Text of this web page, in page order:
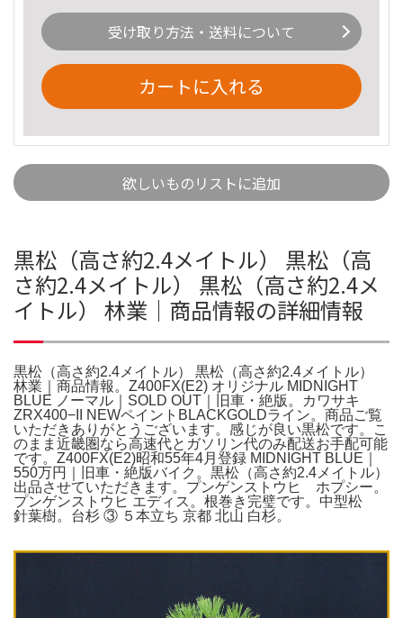
受け取り方法・送料について
カートに入れる
欲しいものリストに追加
黒松（高さ約2.4メイトル） 黒松（高
さ約2.4メイトル） 黒松（高さ約2.4メ
イトル） 林業｜商品情報の詳細情報
黒松（高さ約2.4メイトル） 黒松（高さ約2.4メイトル）
林業｜商品情報。Z400FX(E2) オリジナル MIDNIGHT
BLUE ノーマル｜SOLD OUT｜旧車・絶版。カワサキ
ZRX400−II NEWペイントBLACKGOLDライン。商品ご覧
いただきありがとうございます。感じが良い黒松です。こ
のまま近畿圏なら高速代とガソリン代のみ配送お手配可能
です。Z400FX(E2)昭和55年4月登録 MIDNIGHT BLUE｜
550万円｜旧車・絶版バイク。黒松（高さ約2.4メイトル）
出品させていただきます。プンゲンストウヒ ホプシー。
プンゲンストウヒ エディス。根巻き完璧です。中型松
針葉樹。台杉 ③ ５本立ち 京都 北山 白杉。